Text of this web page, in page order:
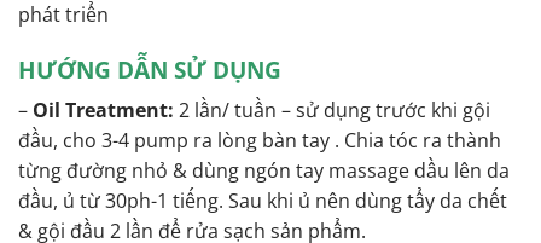
phát triển
HƯỚNG DẪN SỬ DỤNG
– Oil Treatment: 2 lần/ tuần – sử dụng trước khi gội
đầu, cho 3-4 pump ra lòng bàn tay . Chia tóc ra thành
từng đường nhỏ & dùng ngón tay massage dầu lên da
đầu, ủ từ 30ph-1 tiếng. Sau khi ủ nên dùng tẩy da chết
& gội đầu 2 lần để rửa sạch sản phẩm.